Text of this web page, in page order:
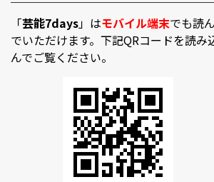
「芸能7days」はモバイル端末でも読ん
でいただけます。下記QRコードを読み
んでご覧ください。